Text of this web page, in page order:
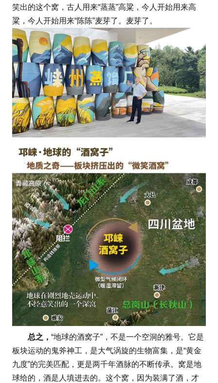
笑出的这个窝，古人用来“蒸蒸”高粱，今人开始用来高
粱，今人开始用来“陈陈”麦芽了。麦芽了。
总之， “地球的酒窝子”，不是一个空洞的雅号。它是
板块运动的鬼斧神工，是大气涡旋的生物富集，是“黄金
九度”的完美匹配，更是两千年酒脉的不断传承。窝是地
球给的，酒是人填进去的。这个窝，因为装满了酒，才